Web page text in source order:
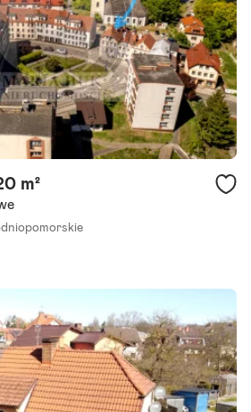
ogłoszenia
m²
centrum Kamienia Pomorskiego jest m
pokojów ma bezpośrednie wyjście na cho
kogoś, kto oprócz swojego mieszkania.